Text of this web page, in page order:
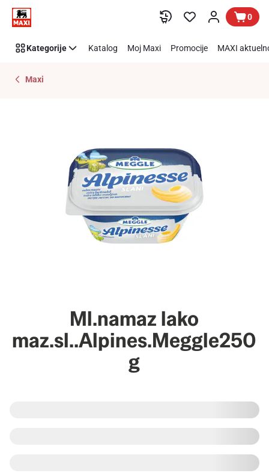
Preskoči link 0
Kategorije Katalog Moj Maxi Promocije MAXI
Maxi
Ml.namaz lako
maz.sl..Alpines.Meggle250
g